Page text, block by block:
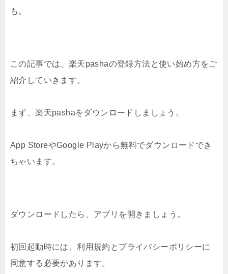
も。
この記事では、楽天pashaの登録方法と使い始め方をご
紹介していきます。
まず、楽天pashaをダウンロードしましょう。
App StoreやGoogle Playから無料でダウンロードでき
ちゃいます。
ダウンロードしたら、アプリを開きましょう。
初回起動時には、利用規約とプライバシーポリシーに
同意する必要があります。